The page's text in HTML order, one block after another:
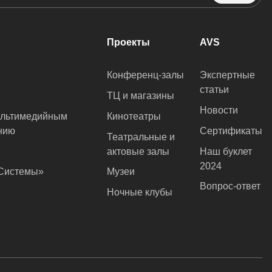
Проекты
Конференц-залы
ТЦ и магазины
Кинотеатры
Театральные и
актовые залы
Музеи
Ночные клубы
AVS
Экспертные
статьи
Новости
Сертификаты
Наш буклет
2024
Вопрос-ответ